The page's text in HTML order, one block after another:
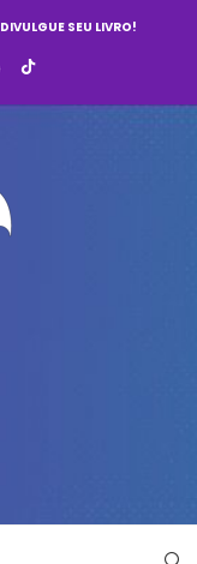
DIVULGUE SEU LIVRO!